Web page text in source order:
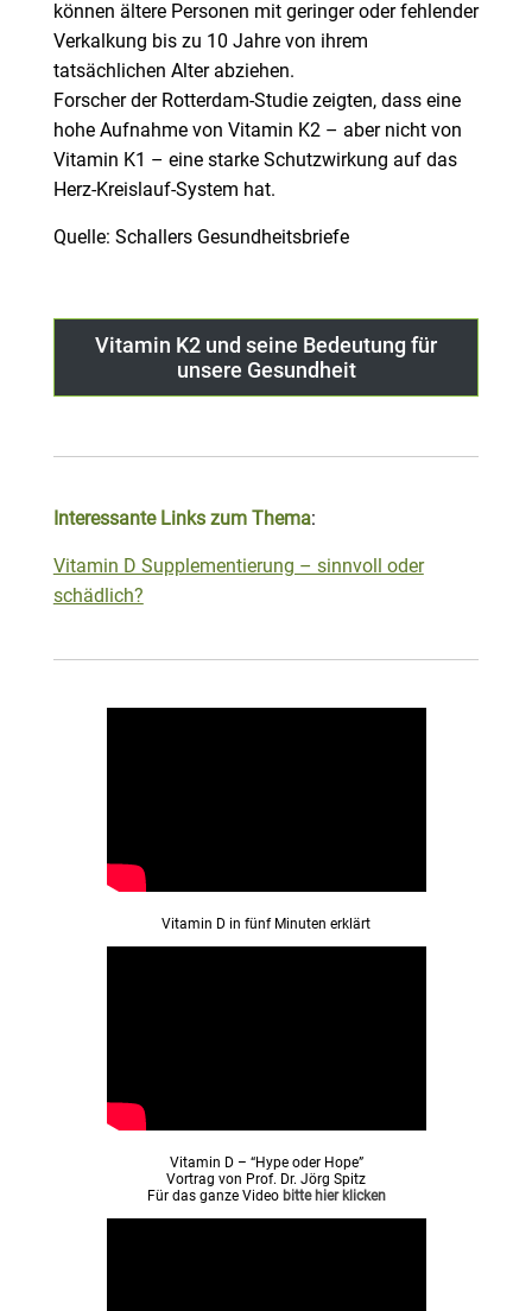
können ältere Personen mit geringer oder fehlender
Verkalkung bis zu 10 Jahre von ihrem
tatsächlichen Alter abziehen.
Forscher der Rotterdam-Studie zeigten, dass eine
hohe Aufnahme von Vitamin K2 – aber nicht von
Vitamin K1 – eine starke Schutzwirkung auf das
Herz-Kreislauf-System hat.
Quelle: Schallers Gesundheitsbriefe
Vitamin K2 und seine Bedeutung für
unsere Gesundheit
Interessante Links zum Thema:
Vitamin D Supplementierung – sinnvoll oder
schädlich?
Vitamin D in fünf Minuten erklärt
Vitamin D – “Hype oder Hope”
Vortrag von Prof. Dr. Jörg Spitz
Für das ganze Video bitte hier klicken